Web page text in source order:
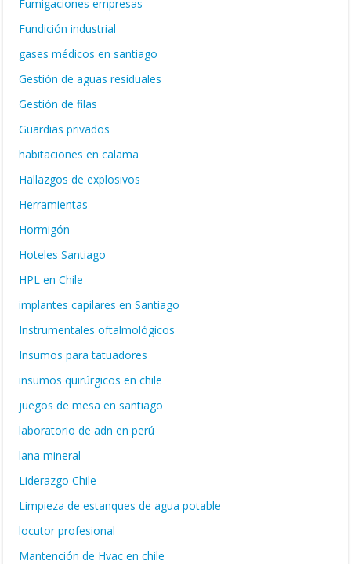
Fumigaciones empresas
Fundición industrial
gases médicos en santiago
Gestión de aguas residuales
Gestión de filas
Guardias privados
habitaciones en calama
Hallazgos de explosivos
Herramientas
Hormigón
Hoteles Santiago
HPL en Chile
implantes capilares en Santiago
Instrumentales oftalmológicos
Insumos para tatuadores
insumos quirúrgicos en chile
juegos de mesa en santiago
laboratorio de adn en perú
lana mineral
Liderazgo Chile
Limpieza de estanques de agua potable
locutor profesional
Mantención de Hvac en chile